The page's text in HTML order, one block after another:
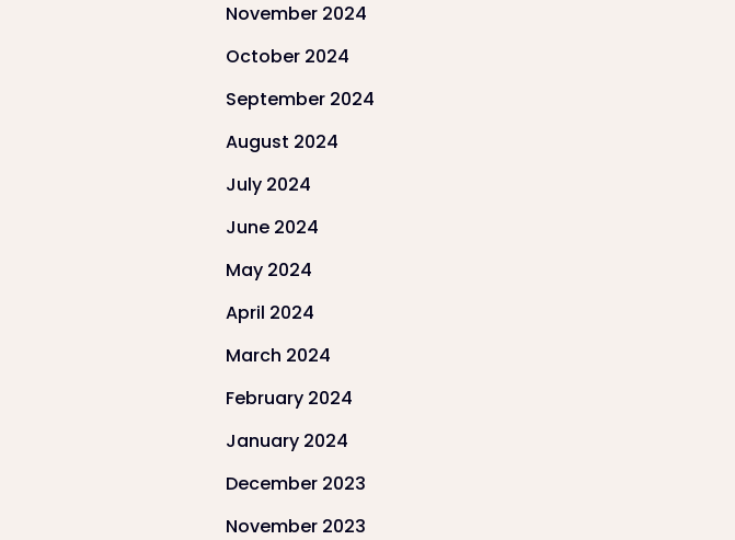
November 2024
October 2024
September 2024
August 2024
July 2024
June 2024
May 2024
April 2024
March 2024
February 2024
January 2024
December 2023
November 2023